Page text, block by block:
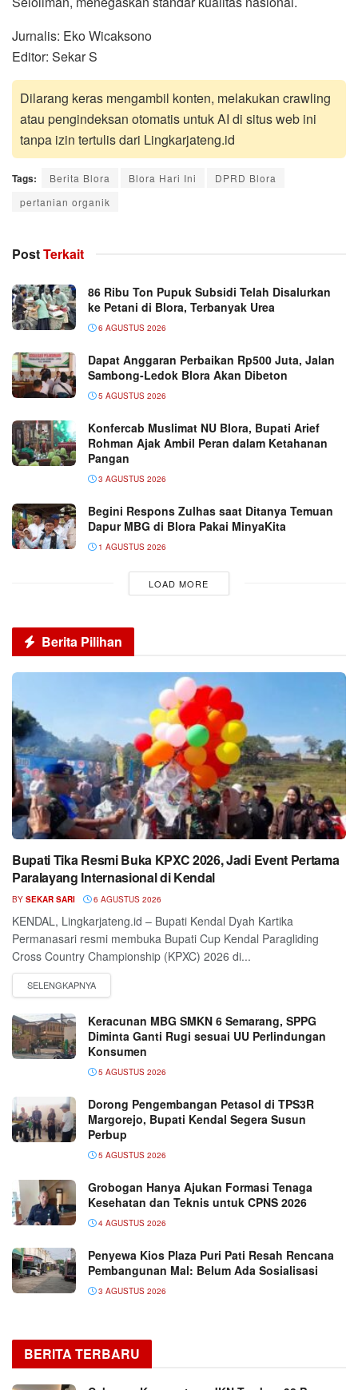
Jurnalis: Eko Wicaksono
Editor: Sekar S
Dilarang keras mengambil konten, melakukan crawling
atau pengindeksan otomatis untuk AI di situs web ini
tanpa izin tertulis dari Lingkarjateng.id
Tags: Berita Blora Blora Hari Ini
DPRD Blora
pertanian organik
PostTerkait
86 Ribu Ton Pupuk Subsidi Telah Disalurkan
ke Petani di Blora, Terbanyak Urea
6 AGUSTUS 2026
Dapat Anggaran Perbaikan Rp500 Juta, Jalan
Sambong-Ledok Blora Akan Dibeton
5 AGUSTUS 2026
Konfercab Muslimat NU Blora, Bupati Arief
Rohman Ajak Ambil Peran dalam Ketahanan
Pangan
3 AGUSTUS 2026
Begini Respons Zulhas saat Ditanya Temuan
Dapur MBG di Blora Pakai MinyaKita
1 AGUSTUS 2026
LOAD MORE
Berita Pilihan
Bupati Tika Resmi Buka KPXC 2026, Jadi Event Pertama
Paralayang Internasional di Kendal
BY SEKAR SARI 6 AGUSTUS 2026
KENDAL, Lingkarjateng.id – Bupati Kendal Dyah Kartika
Permanasari resmi membuka Bupati Cup Kendal Paragliding
Cross Country Championship (KPXC) 2026 di...
Keracunan MBG SMKN 6 Semarang, SPPG
Diminta Ganti Rugi sesuai UU Perlindungan
Konsumen
5 AGUSTUS 2026
Dorong Pengembangan Petasol di TPS3R
Margorejo, Bupati Kendal Segera Susun
Perbup
5 AGUSTUS 2026
Grobogan Hanya Ajukan Formasi Tenaga
Kesehatan dan Teknis untuk CPNS 2026
4 AGUSTUS 2026
Penyewa Kios Plaza Puri Pati Resah Rencana
Pembangunan Mal: Belum Ada Sosialisasi
3 AGUSTUS 2026
BERITA TERBARU